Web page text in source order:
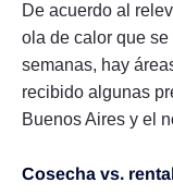
De acuerdo al
ola de calor que
semanas, hay
recibido algunas
Buenos Aires y el
Cosecha vs.